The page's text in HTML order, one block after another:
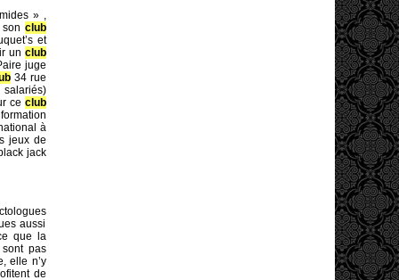
» ,
club
et
un club
juge
34 rue
salariés)
ce club
à
jeux de
jack
aussi
que la
pas
elle n’y
de